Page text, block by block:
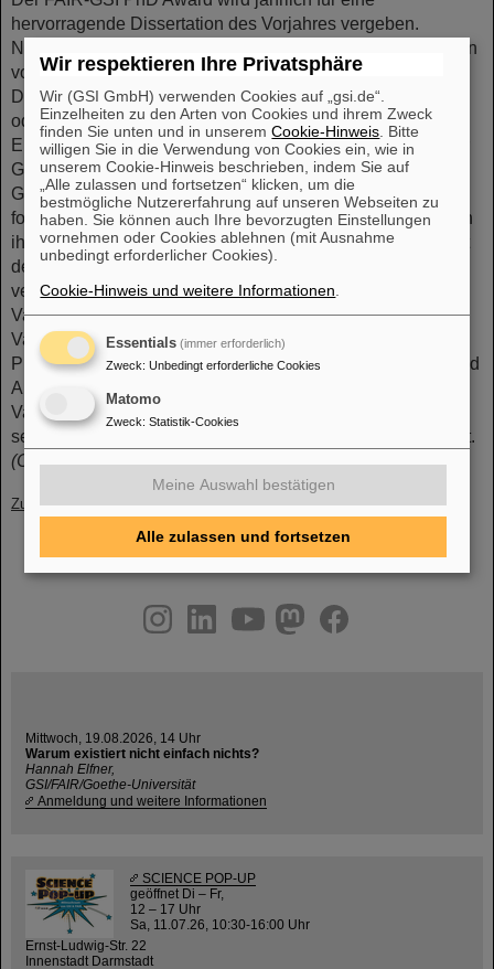
hervorragende Dissertation des Vorjahres vergeben.
Nominiert werden können Arbeiten, die von GSI im Rahmen
von strategischen Partnerschaften mit den Universitäten
Darmstadt, Frankfurt, Gießen, Heidelberg, Jena und Mainz
oder im Rahmen des Forschungs- und
Entwicklungsprogramms gefördert wurden. Im Rahmen der
Graduiertenschule HGS-HIRe (Helmholtz-
Graduiertenschule für Hadronen- und Ionenforschung)
forschen derzeit mehr als 300 Doktorand*innen im Rahmen
ihrer Promotion zu mit GSI/FAIR verbundenen Themen. Mit
dem Sponsor des Preises, der Pfeiffer Vacuum GmbH,
verbindet GSI eine langjährige Partnerschaft. Pfeiffer
Vacuum ist ein weltweit führender Anbieter von
Vakuumlösungen. Neben Turbopumpen umfasst das
Produktportfolio Vorvakuumpumpen, Lecksucher, Mess- und
Analysegeräte, Vakuumkomponenten sowie
Vakuumkammern. Lösungen von Pfeiffer Vacuum werden
seit Jahrzehnten erfolgreich in den GSI-Anlagen eingesetzt.
(CP)
Zurück
youtube
helmholtz.social
facebook
Mittwoch, 19.08.2026, 14 Uhr
Warum existiert nicht einfach nichts?
Hannah Elfner,
GSI/FAIR/Goethe-Universität
Anmeldung und weitere Informationen
SCIENCE POP-UP
geöffnet Di – Fr,
12 – 17 Uhr
Sa, 11.07.26, 10:30-16:00 Uhr
Ernst-Ludwig-Str. 22
Innenstadt Darmstadt
Wir respektieren Ihre Privatsphäre
Wir (GSI GmbH) verwenden Cookies auf „gsi.de“.
Einzelheiten zu den Arten von Cookies und ihrem Zweck
finden Sie unten und in unseremCookie-Hinweis . Bitte
willigen Sie in die Verwendung von Cookies ein, wie in
unserem Cookie-Hinweis beschrieben, indem Sie auf
„Alle zulassen und fortsetzen“ klicken, um die
bestmögliche Nutzererfahrung auf unseren Webseiten zu
haben. Sie können auch Ihre bevorzugten Einstellungen
vornehmen oder Cookies ablehnen (mit Ausnahme
unbedingt erforderlicher Cookies).
Cookie-Hinweis und weitere Informationen
Essentials (immer erforderlich)
Zweck: Unbedingt erforderliche Cookies
Matomo
Zweck: Statistik-Cookies
Meine Auswahl bestätigen
Alle zulassen und fortsetzen